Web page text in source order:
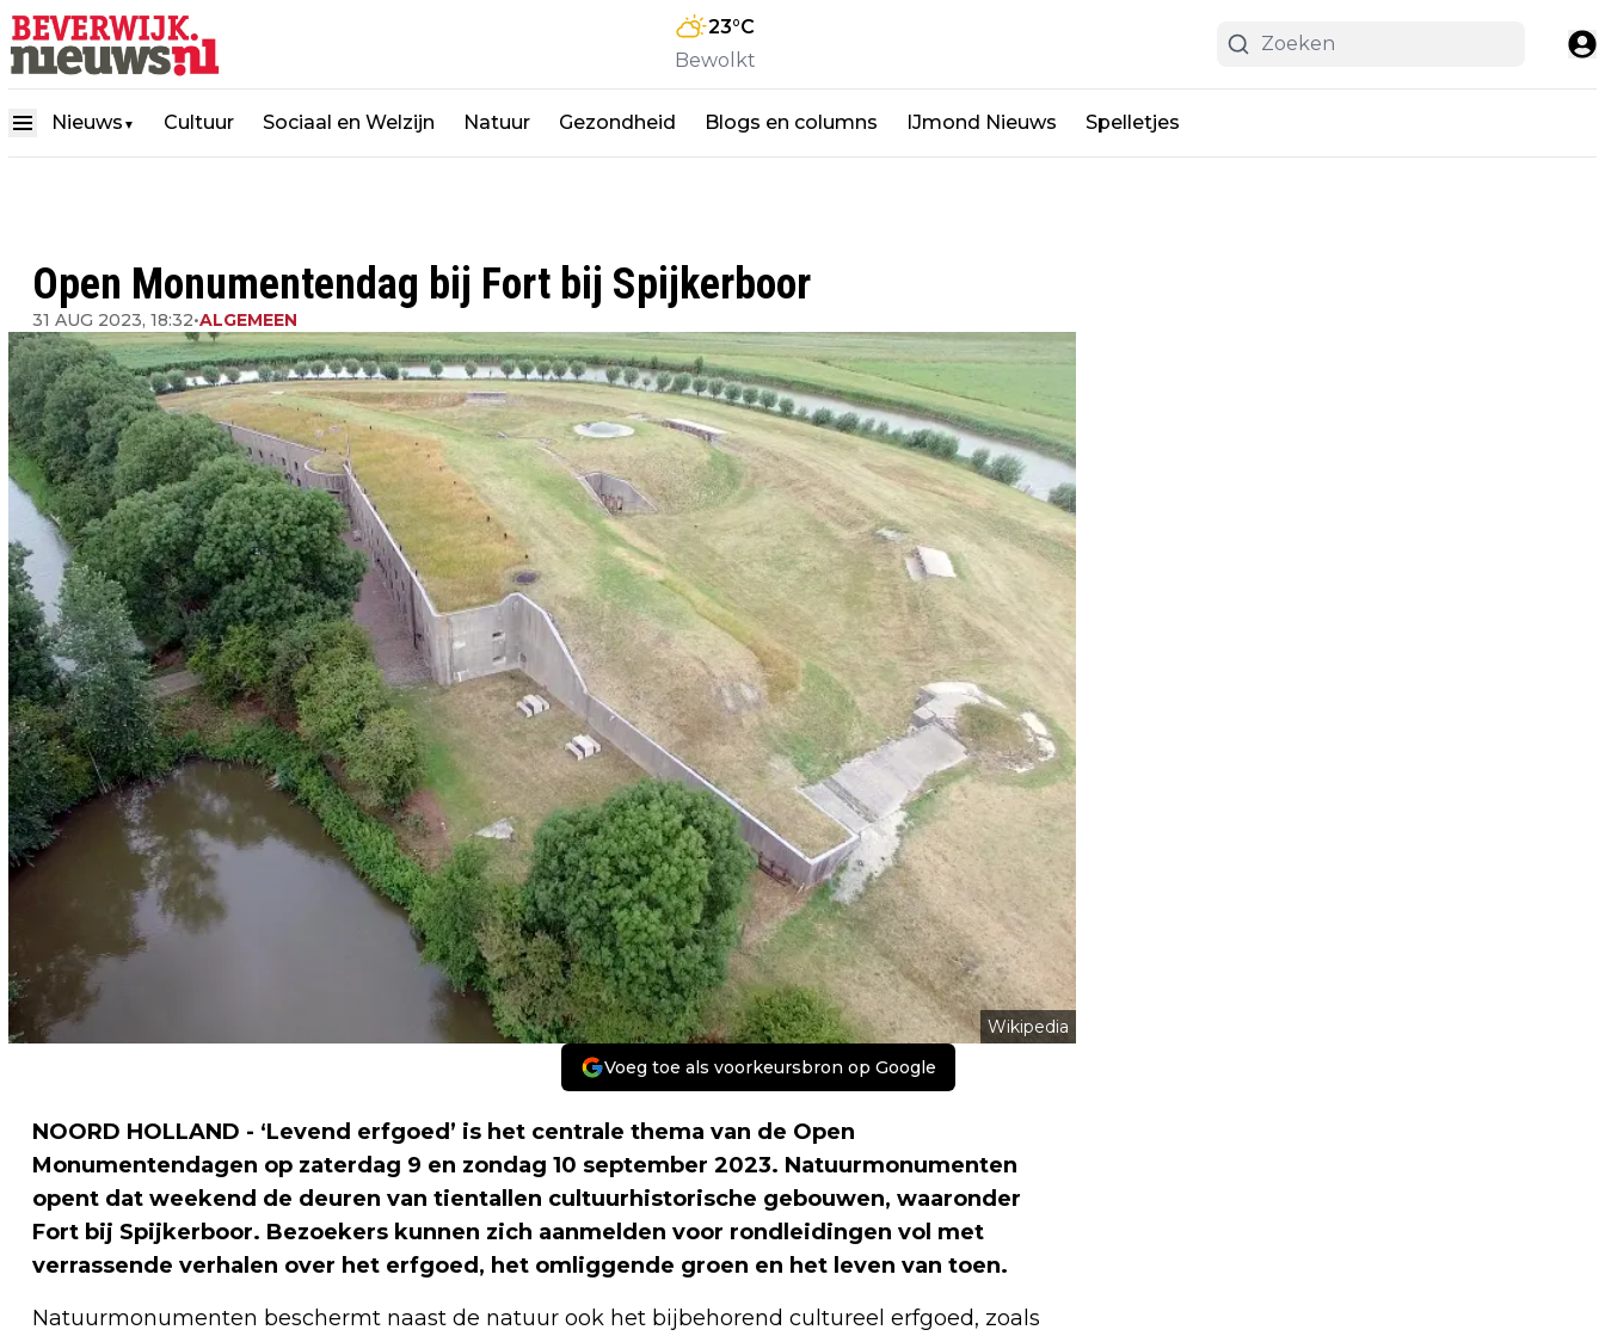
23°C
Bewolkt
Nieuws ▼ Cultuur Sociaal en Welzijn Natuur Gezondheid Blogs en columns IJmond Nieuws Spelletjes
Open Monumentendag bij Fort bij Spijkerboor
31 AUG 2023, 18:32•ALGEMEEN
Wikipedia
Voeg toe als voorkeursbron op Google
NOORD HOLLAND - ‘Levend erfgoed’ is het centrale thema van de Open
Monumentendagen op zaterdag 9 en zondag 10 september 2023. Natuurmonumenten
opent dat weekend de deuren van tientallen cultuurhistorische gebouwen, waaronder
Fort bij Spijkerboor. Bezoekers kunnen zich aanmelden voor rondleidingen vol met
verrassende verhalen over het erfgoed, het omliggende groen en het leven van toen.
Natuurmonumenten beschermt naast de natuur ook het bijbehorend cultureel erfgoed, zoals